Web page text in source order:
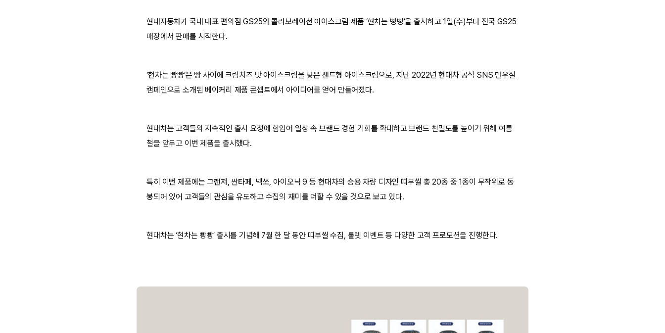
현대자동차가 국내 대표 편의점 GS25와 콜라보레이션 아이스크림 제품 ‘현차는 빵빵’을 출시하고 1일(수)부터 전국 GS25
매장에서 판매를 시작한다.
‘현차는 빵빵’은 빵 사이에 크림치즈 맛 아이스크림을 넣은 샌드형 아이스크림으로, 지난 2022년 현대차 공식 SNS 만우절
캠페인으로 소개된 베이커리 제품 콘셉트에서 아이디어를 얻어 만들어졌다.
현대차는 고객들의 지속적인 출시 요청에 힘입어 일상 속 브랜드 경험 기회를 확대하고 브랜드 친밀도를 높이기 위해 여름
철을 앞두고 이번 제품을 출시했다.
특히 이번 제품에는 그랜저, 싼타페, 넥쏘, 아이오닉 9 등 현대차의 승용 차량 디자인 띠부씰 총 20종 중 1종이 무작위로 동
봉되어 있어 고객들의 관심을 유도하고 수집의 재미를 더할 수 있을 것으로 보고 있다.
현대차는 ‘현차는 빵빵’ 출시를 기념해 7월 한 달 동안 띠부씰 수집, 룰렛 이벤트 등 다양한 고객 프로모션을 진행한다.